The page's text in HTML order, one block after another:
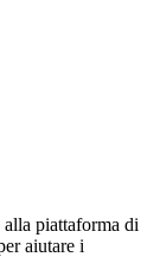
piattaforma di
aiutare i